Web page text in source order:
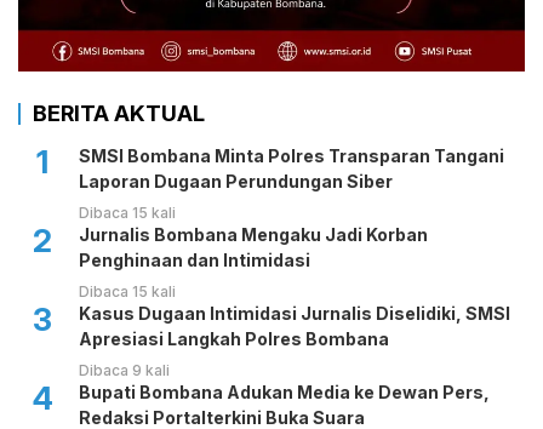
BERITA AKTUAL
1
SMSI Bombana Minta Polres Transparan Tangani
Laporan Dugaan Perundungan Siber
Dibaca 15 kali
2
Jurnalis Bombana Mengaku Jadi Korban
Penghinaan dan Intimidasi
Dibaca 15 kali
3
Kasus Dugaan Intimidasi Jurnalis Diselidiki, SMSI
Apresiasi Langkah Polres Bombana
Dibaca 9 kali
4
Bupati Bombana Adukan Media ke Dewan Pers,
Redaksi Portalterkini Buka Suara